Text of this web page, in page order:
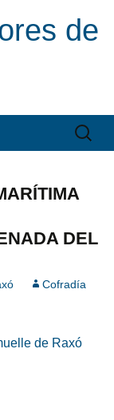
de
Buscar:
DEL
Cofradía
de Raxó